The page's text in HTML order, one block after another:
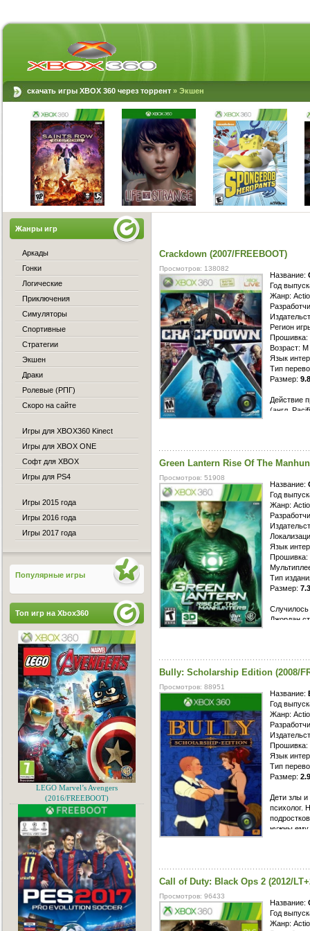
скачать игры XBOX 360 через торрент » Экшен
Crackdown (2007/FREEBOOT)
Просмотров: 138082
Название:
Год
Жанр:
Регион
Прошивка:
Возраст:
Язык
Тип
Размер:
Действие
(англ.
Green Lantern Rise Of The
Просмотров: 51908
Название:
Год
Жанр:
Язык
Прошивка:
Тип
Размер:
Случилось
Джордан
Выступив
энергию,
борьбы с
стремятся
Фонарей.
Bully: Scholarship Edition (2008/
Просмотров: 88951
Название:
Год
Жанр:
Прошивка:
Язык
Тип
Размер:
Дети злы
психолог.
нужны ему
либо
Call of Duty: Black Ops 2 (2012/
Просмотров: 96433
Название:
Год
Жанр:
Жанры игр
Аркады
Гонки
Логические
Приключения
Симуляторы
Спортивные
Стратегии
Экшен
Драки
Ролевые (РПГ)
Скоро на сайте
Игры для XBOX360 Kinect
Игры для XBOX ONE
Софт для XBOX
Игры для PS4
Игры 2015 года
Игры 2016 года
Игры 2017 года
Популярные игры
Топ игр на Xbox360
LEGO Marvel’s Avengers
(2016/FREEBOOT)